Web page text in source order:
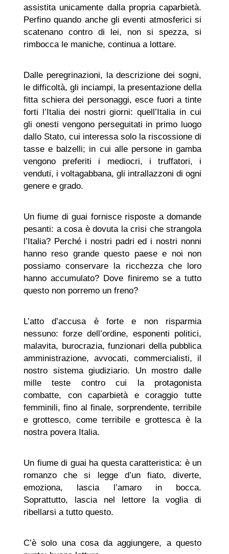
assistita unicamente dalla propria caparbietà.
Perfino quando anche gli eventi atmosferici si
scatenano contro di lei, non si spezza, si
rimbocca le maniche, continua a lottare.
Dalle peregrinazioni, la descrizione dei sogni,
le difficoltà, gli inciampi, la presentazione della
fitta schiera dei personaggi, esce fuori a tinte
forti l’Italia dei nostri giorni: quell’Italia in cui
gli onesti vengono perseguitati in primo luogo
dallo Stato, cui interessa solo la riscossione di
tasse e balzelli; in cui alle persone in gamba
vengono preferiti i mediocri, i truffatori, i
venduti, i voltagabbana, gli intrallazzoni di ogni
genere e grado.
Un fiume di guai fornisce risposte a domande
pesanti: a cosa è dovuta la crisi che strangola
l’Italia? Perché i nostri padri ed i nostri nonni
hanno reso grande questo paese e noi non
possiamo conservare la ricchezza che loro
hanno accumulato? Dove finiremo se a tutto
questo non porremo un freno?
L’atto d’accusa è forte e non risparmia
nessuno: forze dell’ordine, esponenti politici,
malavita, burocrazia, funzionari della pubblica
amministrazione, avvocati, commercialisti, il
nostro sistema giudiziario. Un mostro dalle
mille teste contro cui la protagonista
combatte, con caparbietà e coraggio tutte
femminili, fino al finale, sorprendente, terribile
e grottesco, come terribile e grottesca è la
nostra povera Italia.
Un fiume di guai ha questa caratteristica: è un
romanzo che si legge d’un fiato, diverte,
emoziona, lascia l’amaro in bocca.
Soprattutto, lascia nel lettore la voglia di
ribellarsi a tutto questo.
C’è solo una cosa da aggiungere, a questo